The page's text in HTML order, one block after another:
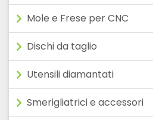
Mole e Frese per CNC
Dischi da taglio
Utensili diamantati
Smerigliatrici e accessori